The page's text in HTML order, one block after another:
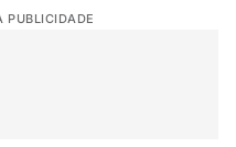
PUBLICIDADE